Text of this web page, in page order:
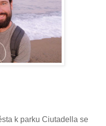
k parku Ciutadella se